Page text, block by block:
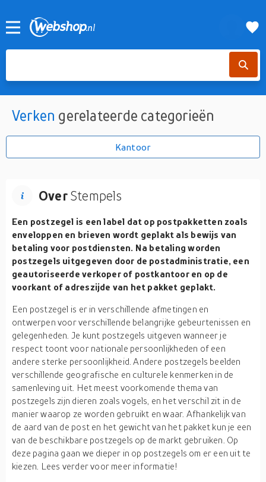
Verken gerelateerde categorieën
Kantoor
OverStempels
Een postzegel is een label dat op postpakketten zoals
enveloppen en brieven wordt geplakt als bewijs van
betaling voor postdiensten. Na betaling worden
postzegels uitgegeven door de postadministratie, een
geautoriseerde verkoper of postkantoor en op de
voorkant of adreszijde van het pakket geplakt.
Een postzegel is er in verschillende afmetingen en
ontwerpen voor verschillende belangrijke gebeurtenissen en
gelegenheden. Je kunt postzegels uitgeven wanneer je
respect toont voor nationale persoonlijkheden of een
andere sterke persoonlijkheid. Andere postzegels beelden
verschillende geografische en culturele kenmerken in de
samenleving uit. Het meest voorkomende thema van
postzegels zijn dieren zoals vogels, en het verschil zit in de
manier waarop ze worden gebruikt en waar. Afhankelijk van
de aard van de post en het gewicht van het pakket kun je een
van de beschikbare postzegels op de markt gebruiken. Op
deze pagina gaan we dieper in op postzegels om er een uit te
kiezen. Lees verder voor meer informatie!